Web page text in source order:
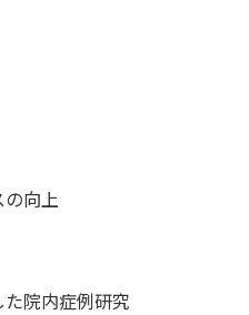
向上
院内症例研究